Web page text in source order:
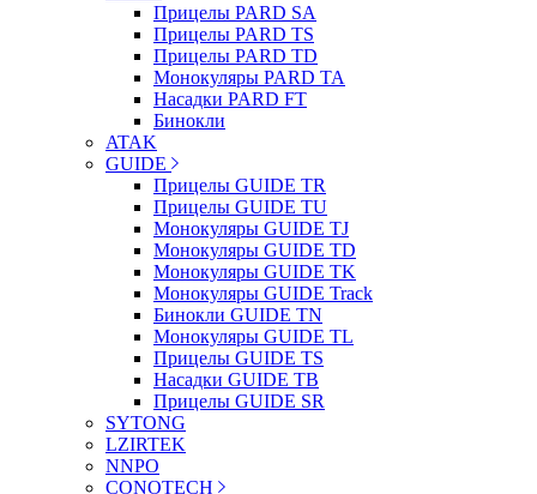
Прицелы PARD SA
Прицелы PARD TS
Прицелы PARD TD
Монокуляры PARD TA
Насадки PARD FT
Бинокли
ATAK
GUIDE
Прицелы GUIDE TR
Прицелы GUIDE TU
Монокуляры GUIDE TJ
Монокуляры GUIDE TD
Монокуляры GUIDE TK
Монокуляры GUIDE Track
Бинокли GUIDE TN
Монокуляры GUIDE TL
Прицелы GUIDE TS
Насадки GUIDE TB
Прицелы GUIDE SR
SYTONG
LZIRTEK
NNPO
CONOTECH